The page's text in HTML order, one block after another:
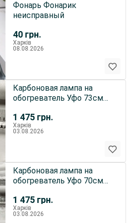
40 грн.
Фонарь Фонарик
неисправный
Харків
08.08.2026
1 475 грн.
Карбоновая лампа на
обогреватель Уфо 73см
Харків
03.08.2026
1 475 грн.
Карбоновая лампа на
обогреватель Уфо 70см
Харків
03.08.2026